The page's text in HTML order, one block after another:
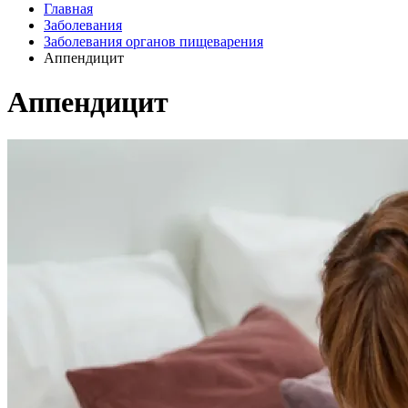
Главная
Заболевания
Заболевания органов пищеварения
Аппендицит
Аппендицит